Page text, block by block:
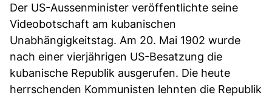
Der US-Aussenminister veröffentlichte seine
Videobotschaft am kubanischen
Unabhängigkeitstag. Am 20. Mai 1902 wurde
nach einer vierjährigen US-Besatzung die
kubanische Republik ausgerufen. Die heute
herrschenden Kommunisten lehnten die Republik